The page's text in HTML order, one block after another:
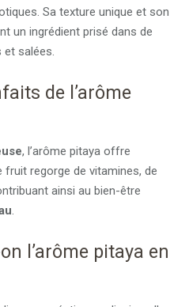
Sa texture unique et son
un ingrédient prisé dans de
salées.
de l’arôme
, l’arôme pitaya offre
regorge de vitamines, de
ainsi au bien-être
.
l’arôme pitaya en